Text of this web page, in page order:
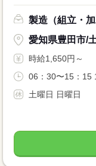
製造（組立・加
愛知県豊田市/
時給1,650円～
06：30〜15：15
土曜日 日曜日